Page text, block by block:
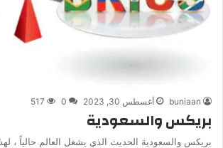
buniaan أغسطس 30, 2023 0
517
بريكس والسعودية
بريكس والسعودية الحديث الذي يشغل العالم حالياً ،